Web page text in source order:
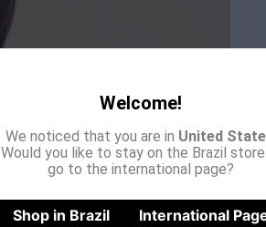
Welcome!
We noticed that you are in United
Would you like to stay on the Brazil
go to the international page?
Shop in Brazil International